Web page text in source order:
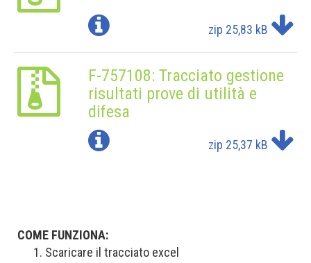
zip 25,83 kB
F-757108: Tracciato gestione
risultati prove di utilità e
difesa
zip 25,37 kB
COME FUNZIONA:
Scaricare il tracciato excel